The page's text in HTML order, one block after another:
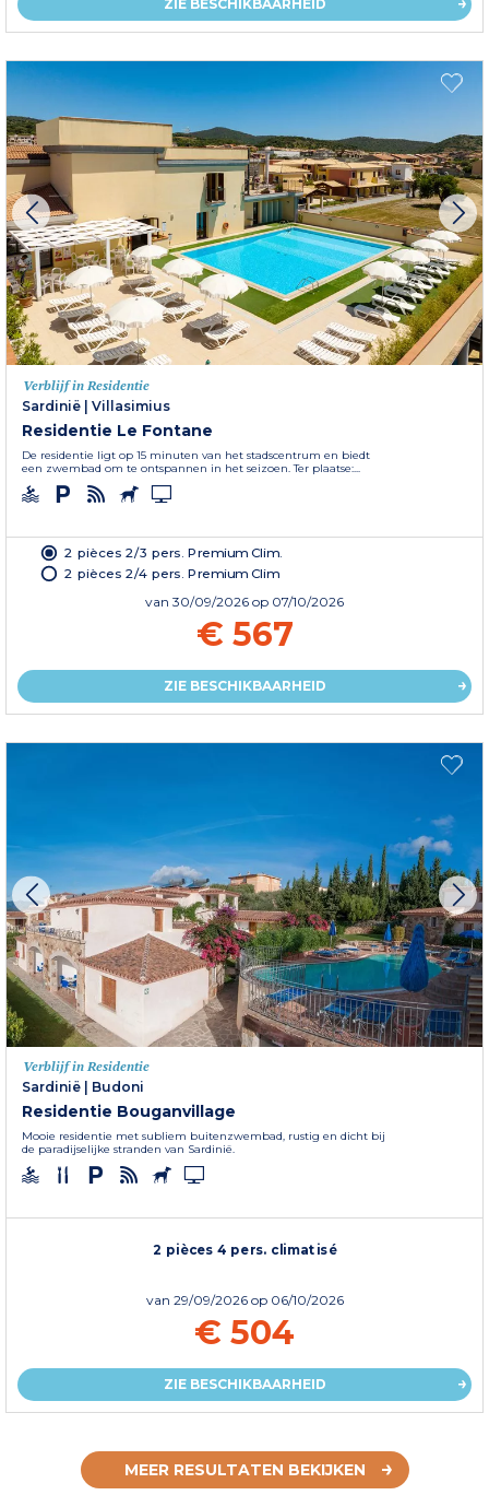
ZIE BESCHIKBAARHEID
Verblijf in Residentie
Sardinië | Villasimius
Residentie Le Fontane
De residentie ligt op 15 minuten van het stadscentrum en biedt
een zwembad om te ontspannen in het seizoen. Ter plaatse:...
2 pièces 2/3 pers. Premium Clim.
2 pièces 2/4 pers. Premium Clim
van 30/09/2026 op 07/10/2026
€ 567
ZIE BESCHIKBAARHEID
Verblijf in Residentie
Sardinië | Budoni
Residentie Bouganvillage
Mooie residentie met subliem buitenzwembad, rustig en dicht bij
de paradijselijke stranden van Sardinië.
2 pièces 4 pers. climatisé
van 29/09/2026 op 06/10/2026
€ 504
ZIE BESCHIKBAARHEID
MEER RESULTATEN BEKIJKEN